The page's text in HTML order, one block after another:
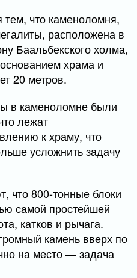
что каменоломня,
расположена в
Баальбекского холма,
храма и
20 метров.
в каменоломне были
лежат
к храму, что
усложнить задачу
что 800-тонные блоки
самой простейшей
катков и рычага.
камень вверх по
на место — задача